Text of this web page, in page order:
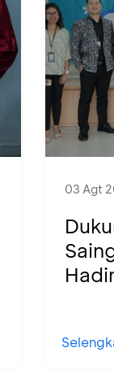
03 Agt